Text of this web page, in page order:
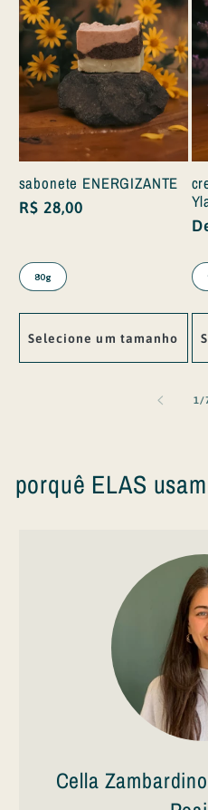
sabonete ENERGIZANTE
Preço
R$ 28,00
80g
Selecione um tamanho
1 /
porquê ELAS
Cella